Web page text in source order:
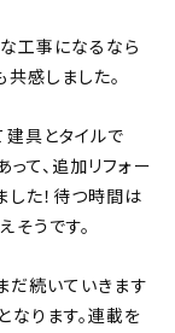
工事になるなら
感しました。
建具とタイルで
って、追加リフォー
した！待つ時間は
うです。
だ続いていきます
なります。連載を